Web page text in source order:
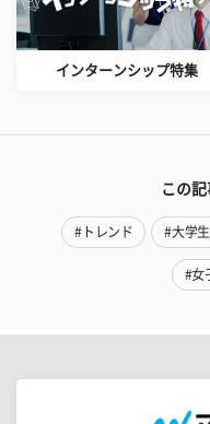
インターンシップ特集
この
#トレンド #大学
#女